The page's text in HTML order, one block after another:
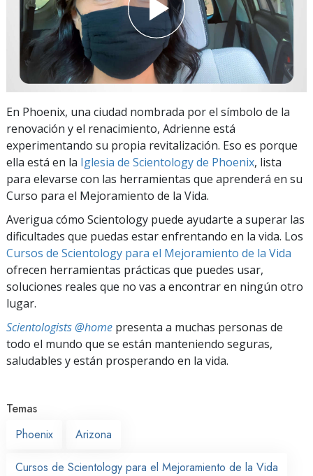
En Phoenix, una ciudad nombrada por el símbolo de la
renovación y el renacimiento, Adrienne está
experimentando su propia revitalización. Eso es porque
ella está en la Iglesia de Scientology de Phoenix, lista
para elevarse con las herramientas que aprenderá en su
Curso para el Mejoramiento de la Vida.
Averigua cómo Scientology puede ayudarte a superar las
dificultades que puedas estar enfrentando en la vida. Los
Cursos de Scientology para el Mejoramiento de la Vida
ofrecen herramientas prácticas que puedes usar,
soluciones reales que no vas a encontrar en ningún otro
lugar.
Scientologists @home presenta a muchas personas de
todo el mundo que se están manteniendo seguras,
saludables y están prosperando en la vida.
Temas
Phoenix
Arizona
Cursos de Scientology para el Mejoramiento de la Vida